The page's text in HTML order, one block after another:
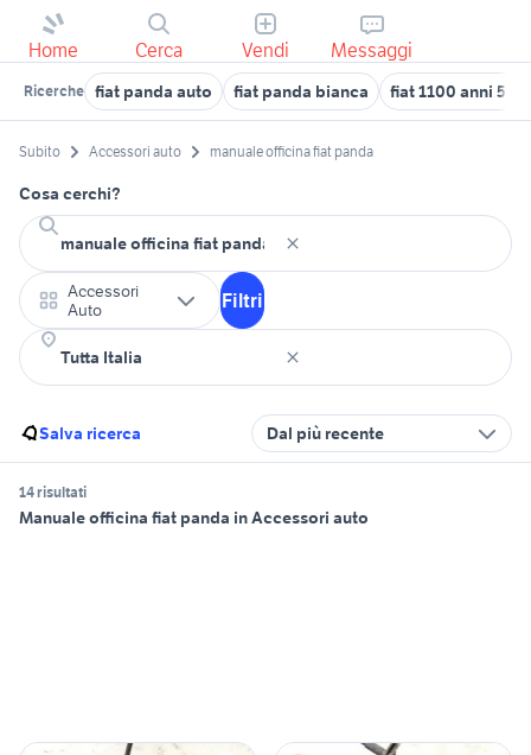
Home Cerca Vendi Messaggi
Ricerche fiat panda auto fiat panda bianca fiat 1100 anni 50
Subito Accessori auto manuale officina fiat panda
Cosa cerchi?
Accessori
Auto
Filtri
Salva ricerca Dal più recente
14 risultati
Manuale officina fiat panda in Accessori auto